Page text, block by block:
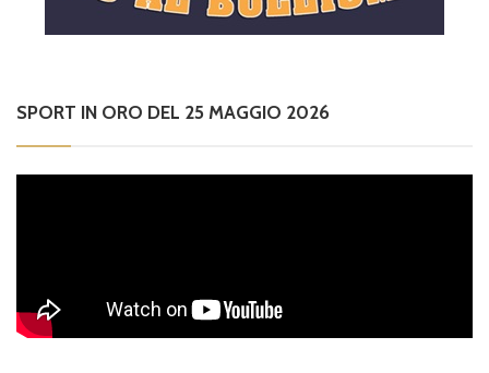
SPORT IN ORO DEL 25 MAGGIO 2026